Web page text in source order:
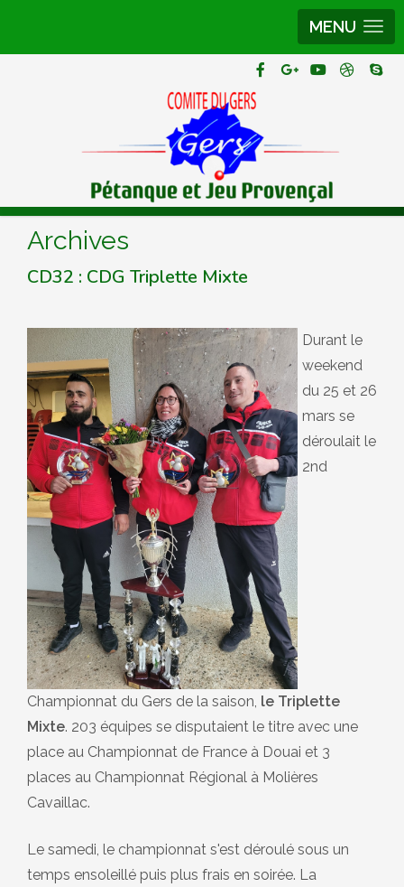
MENU
Archives
CD32 : CDG Triplette Mixte
Durant le
weekend
du 25 et 26
mars se
déroulait le
2nd
Championnat du Gers de la saison, le Triplette
Mixte. 203 équipes se disputaient le titre avec une
place au Championnat de France à Douai et 3
places au Championnat Régional à Molières
Cavaillac.
Le samedi, le championnat s'est déroulé sous un
temps ensoleillé puis plus frais en soirée. La